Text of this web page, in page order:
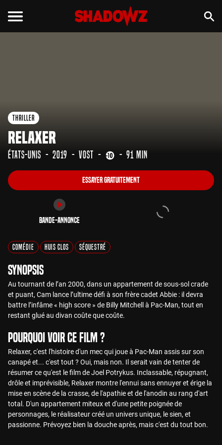
Thriller
Relaxer
États-Unis 2019 VOST 91 min
Essayer gratuitement
Bande-annonce
Comédie Huis Clos Séquestré
Synopsis
Au tournant de l’an 2000, dans un appartement de sous-sol crade
et puant, Cam lance l’ultime défi à son frère cadet Abbie : il devra
battre l’infâme « high score » de Billy Mitchell à Pac-Man, tout en
restant glué au divan coûte que coûte.
Pourquoi voir ce film ?
Relaxer, c'est l'histoire d'un mec qui joue à Pac-Man assis sur son
canapé et... c'est tout ? Oui, mais non. Il serait vain de tenter de
résumer ce qu'est le film de Joel Potrykus. Inclassable, répugnant,
drôle et imprévisible, Relaxer montre l'ennui sans ennuyer et érige la
mise en scène de la crasse, de l'apathie et de l'anodin au rang d'art
total. D'un appartement miteux et d'une petite poignée de
personnages, le réalisateur créé un univers unique, le sien, et
passionne. Prévoyez bien la douche après, mais c'est du tout bon.